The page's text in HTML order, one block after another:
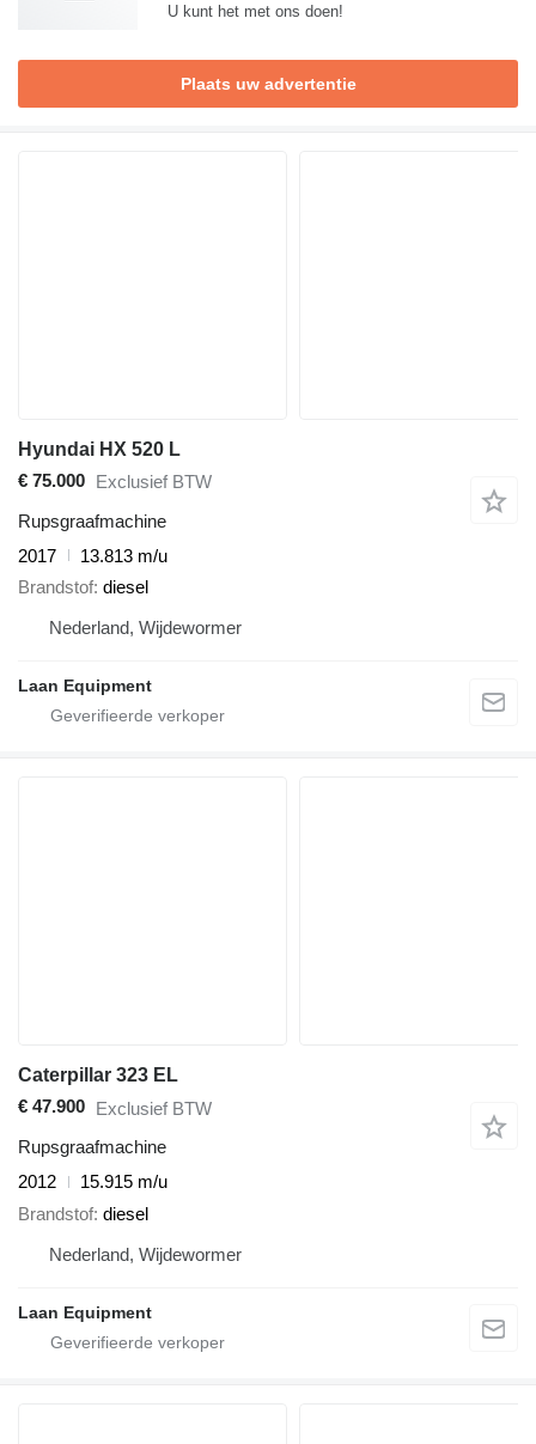
U kunt het met ons doen!
Plaats uw advertentie
Hyundai HX 520 L
€ 75.000 Exclusief BTW
Rupsgraafmachine
2017
13.813 m/u
Brandstof diesel
Nederland, Wijdewormer
Laan Equipment
Caterpillar 323 EL
€ 47.900 Exclusief BTW
Rupsgraafmachine
2012
15.915 m/u
Brandstof diesel
Nederland, Wijdewormer
Laan Equipment